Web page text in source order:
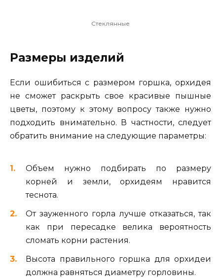
Стеклянные
Размеры изделий
Если ошибиться с размером горшка, орхидея
не сможет раскрыть свое красивые пышные
цветы, поэтому к этому вопросу также нужно
подходить внимательно. В частности, следует
обратить внимание на следующие параметры:
Объем нужно подбирать по размеру
корней и земли, орхидеям нравится
теснота.
От зауженного горла лучше отказаться, так
как при пересадке велика вероятность
сломать корни растения.
Высота правильного горшка для орхидеи
должна равняться диаметру горловины.